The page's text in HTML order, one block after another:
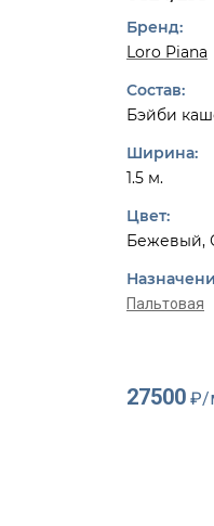
Бренд:
Loro Piana
Состав:
Бэйби
Ширина:
1.5 м.
Цвет:
Бежевый,
Пальтовая
27500 ₽/